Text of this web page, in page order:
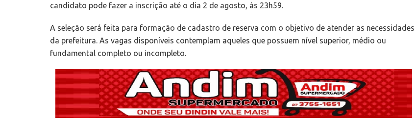
candidato pode fazer a inscrição até o dia 2 de agosto, às 23h59.
A seleção será feita para formação de cadastro de reserva com o objetivo de atender as necessidades
da prefeitura. As vagas disponíveis contemplam aqueles que possuem nível superior, médio ou
fundamental completo ou incompleto.